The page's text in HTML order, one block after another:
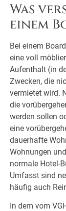
Was
einem
Bei einem
eine voll
Aufenthalt (in
Zwecken, die
vermietet wird.
die
werden sollen
eine
dauerhafte
Wohnungen
normale Hotel-
Umfasst sind
häufig auch
In dem vom